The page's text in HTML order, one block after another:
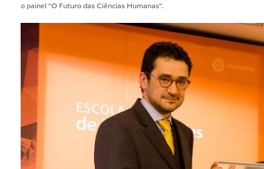
o painel “O Futuro das Ciências Humanas”.